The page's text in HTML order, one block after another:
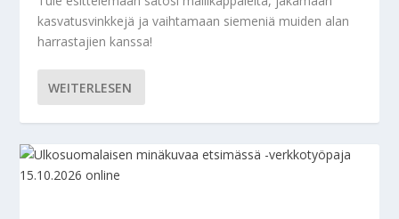
kasvatusvinkkejä ja vaihtamaan siemeniä muiden alan
harrastajien kanssa!
WEITERLESEN